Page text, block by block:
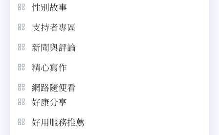
性別故事
支持者專區
新聞與評論
精心寫作
網路隨便看
好康分享
好用服務推薦